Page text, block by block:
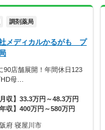
調剤薬局
メディカルかるがも プ
90店舗展開！年間休日123
HD母…
月収】33.3万円～48.3万円
年収】400万円～580万円
府 寝屋川市